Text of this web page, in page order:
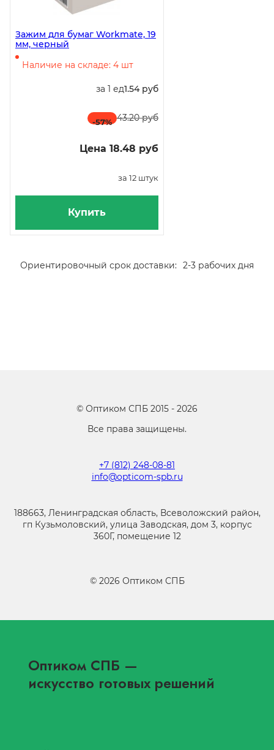
Зажим для бумаг Workmate, 19
мм, черный
Наличие на складе: 4 шт
за 1 ед1.54 руб
-57% 43.20 руб
Цена 18.48 руб
за 12 штук
Купить
Ориентировочный срок доставки: 2-3 рабочих дня
© Оптиком СПБ 2015 - 2026
Все права защищены.
+7 (812) 248-08-81
info@opticom-spb.ru
188663, Ленинградская область, Всеволожский район,
гп Кузьмоловский, улица Заводская, дом 3, корпус
360Г, помещение 12
© 2026 Оптиком СПБ
Оптиком СПБ —
искусство готовых решений